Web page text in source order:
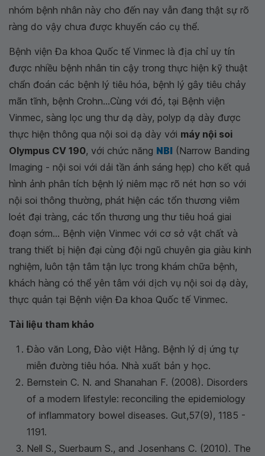
nhóm bệnh nhân này cho đến nay vẫn đang thật sự rõ
ràng do vậy chưa được khuyến cáo cụ thể.
Bệnh viện Đa khoa Quốc tế Vinmec là địa chỉ uy tín
được nhiều bệnh nhân tin cậy trong thực hiện kỹ thuật
chẩn đoán các bệnh lý tiêu hóa, bệnh lý gây tiêu chảy
mãn tĩnh, bệnh Crohn...Cùng với đó, tại Bệnh viện
Vinmec, sàng lọc ung thư dạ dày, polyp dạ dày được
thực hiện thông qua nội soi dạ dày với máy nội soi
Olympus CV 190, với chức năng NBI (Narrow Banding
Imaging - nội soi với dải tần ánh sáng hẹp) cho kết quả
hình ảnh phân tích bệnh lý niêm mạc rõ nét hơn so với
nội soi thông thường, phát hiện các tổn thương viêm
loét đại tràng, các tổn thương ung thư tiêu hoá giai
đoạn sớm... Bệnh viện Vinmec với cơ sở vật chất và
trang thiết bị hiện đại cùng đội ngũ chuyên gia giàu kinh
nghiệm, luôn tận tâm tận lực trong khám chữa bệnh,
khách hàng có thể yên tâm với dịch vụ nội soi dạ dày,
thực quản tại Bệnh viện Đa khoa Quốc tế Vinmec.
Tài liệu tham khảo
Đào văn Long, Đào việt Hằng. Bệnh lý dị ứng tự
miễn đường tiêu hóa. Nhà xuất bản y học.
Bernstein C. N. and Shanahan F. (2008). Disorders
of a modern lifestyle: reconciling the epidemiology
of inflammatory bowel diseases. Gut,57(9), 1185 -
1191.
Nell S., Suerbaum S., and Josenhans C. (2010). The